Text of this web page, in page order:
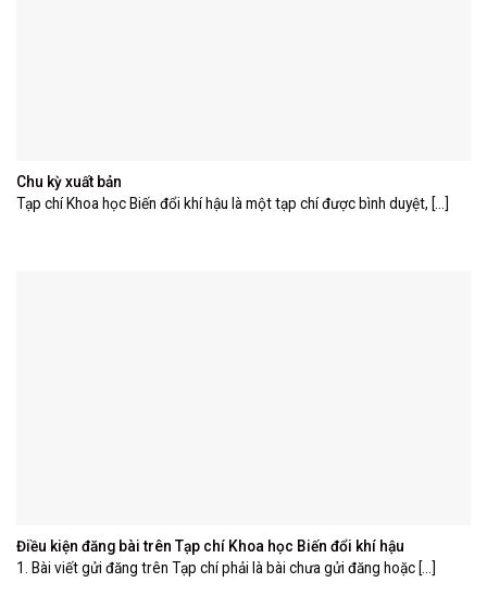
Chu kỳ xuất bản
Tạp chí Khoa học Biến đổi khí hậu là một tạp chí được bình duyệt, [...]
Điều kiện đăng bài trên Tạp chí Khoa học Biến đổi khí hậu
1. Bài viết gửi đăng trên Tạp chí phải là bài chưa gửi đăng hoặc [...]